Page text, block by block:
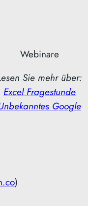
Webinare
Sie mehr über:
Excel Fragestunde
Google
)